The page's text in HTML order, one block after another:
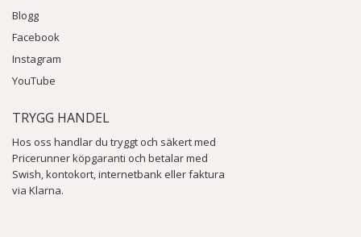
Blogg
Facebook
Instagram
YouTube
TRYGG HANDEL
Hos oss handlar du tryggt och säkert med
Pricerunner köpgaranti och betalar med
Swish, kontokort, internetbank eller faktura
via Klarna.